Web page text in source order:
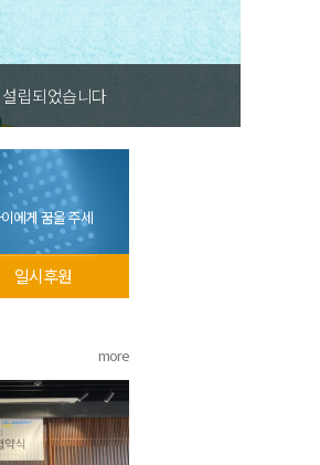
립되었습니다
에게 꿈을 주세
일시후원
more